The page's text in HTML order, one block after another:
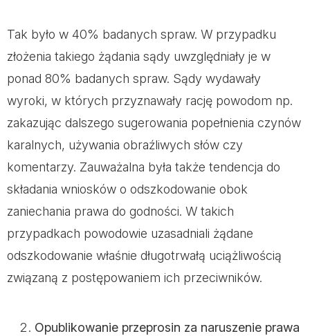
Tak było w 40% badanych spraw. W przypadku
złożenia takiego żądania sądy uwzględniały je w
ponad 80% badanych spraw. Sądy wydawały
wyroki, w których przyznawały rację powodom np.
zakazując dalszego sugerowania popełnienia czynów
karalnych, używania obraźliwych słów czy
komentarzy. Zauważalna była także tendencja do
składania wniosków o odszkodowanie obok
zaniechania prawa do godności. W takich
przypadkach powodowie uzasadniali żądane
odszkodowanie właśnie długotrwałą uciążliwością
związaną z postępowaniem ich przeciwników.
Opublikowanie przeprosin za naruszenie prawa